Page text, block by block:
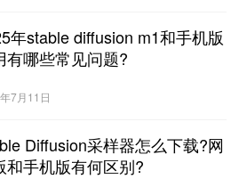
年stable diffusion m1和手机版
有哪些常见问题?
7月11日
Diffusion采样器怎么下载?网
和手机版有何区别?